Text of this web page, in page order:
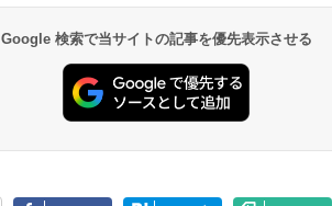
Google 検索で当サイトの記事を優先表示させる